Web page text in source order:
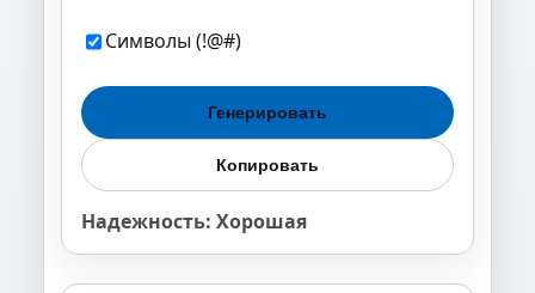
Символы (!@#)
Генерировать
Копировать
Надежность: Хорошая